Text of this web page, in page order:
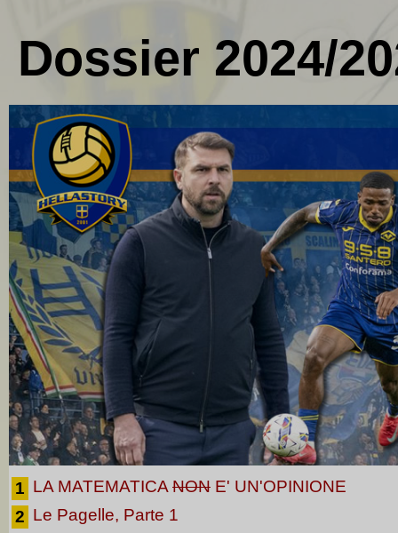
Dossier 2024/
1 LA MATEMATICA NON E' UN'OPINIONE
2 Le Pagelle, Parte 1